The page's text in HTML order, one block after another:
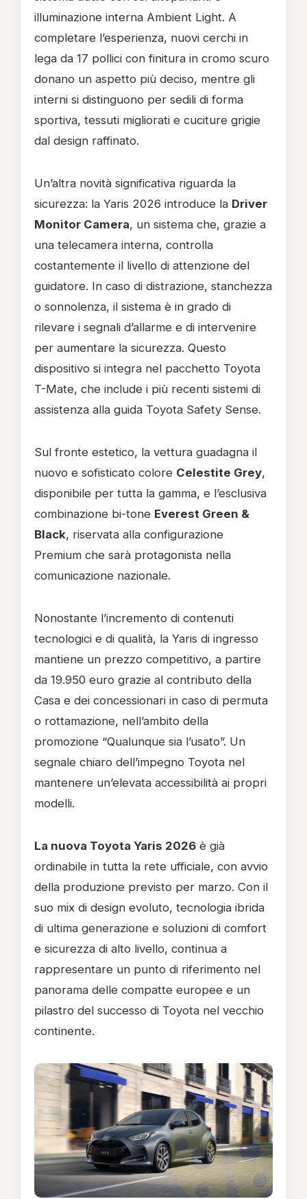
illuminazione interna Ambient Light. A
completare l’esperienza, nuovi cerchi in
lega da 17 pollici con finitura in cromo scuro
donano un aspetto più deciso, mentre gli
interni si distinguono per sedili di forma
sportiva, tessuti migliorati e cuciture grigie
dal design raffinato.
Un’altra novità significativa riguarda la
sicurezza: la Yaris 2026 introduce la Driver
Monitor Camera, un sistema che, grazie a
una telecamera interna, controlla
costantemente il livello di attenzione del
guidatore. In caso di distrazione, stanchezza
o sonnolenza, il sistema è in grado di
rilevare i segnali d’allarme e di intervenire
per aumentare la sicurezza. Questo
dispositivo si integra nel pacchetto Toyota
T-Mate, che include i più recenti sistemi di
assistenza alla guida Toyota Safety Sense.
Sul fronte estetico, la vettura guadagna il
nuovo e sofisticato colore Celestite Grey,
disponibile per tutta la gamma, e l’esclusiva
combinazione bi-tone Everest Green &
Black, riservata alla configurazione
Premium che sarà protagonista nella
comunicazione nazionale.
Nonostante l’incremento di contenuti
tecnologici e di qualità, la Yaris di ingresso
mantiene un prezzo competitivo, a partire
da 19.950 euro grazie al contributo della
Casa e dei concessionari in caso di permuta
o rottamazione, nell’ambito della
promozione “Qualunque sia l’usato”. Un
segnale chiaro dell’impegno Toyota nel
mantenere un’elevata accessibilità ai propri
modelli.
La nuova Toyota Yaris 2026 è già
ordinabile in tutta la rete ufficiale, con avvio
della produzione previsto per marzo. Con il
suo mix di design evoluto, tecnologia ibrida
di ultima generazione e soluzioni di comfort
e sicurezza di alto livello, continua a
rappresentare un punto di riferimento nel
panorama delle compatte europee e un
pilastro del successo di Toyota nel vecchio
continente.